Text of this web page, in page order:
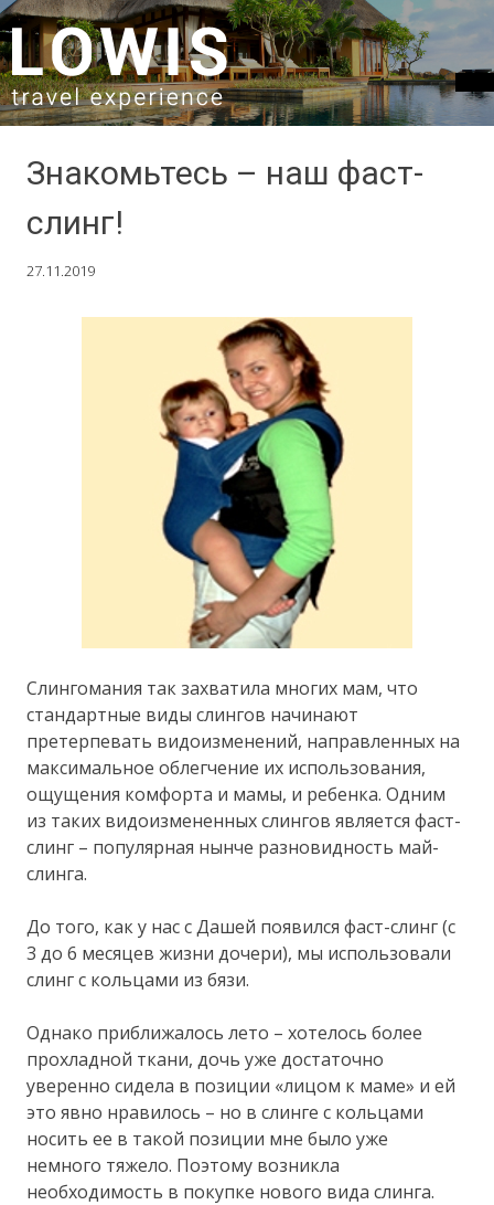
SKIP TO CONTENT
Знакомьтесь – наш фаст-
слинг!
27.11.2019
Слингомания так захватила многих мам, что
стандартные виды слингов начинают
претерпевать видоизменений, направленных на
максимальное облегчение их использования,
ощущения комфорта и мамы, и ребенка. Одним
из таких видоизмененных слингов является фаст-
слинг – популярная нынче разновидность май-
слинга.
До того, как у нас с Дашей появился фаст-слинг (с
3 до 6 месяцев жизни дочери), мы использовали
слинг с кольцами из бязи.
Однако приближалось лето – хотелось более
прохладной ткани, дочь уже достаточно
уверенно сидела в позиции «лицом к маме» и ей
это явно нравилось – но в слинге с кольцами
носить ее в такой позиции мне было уже
немного тяжело. Поэтому возникла
необходимость в покупке нового вида слинга.